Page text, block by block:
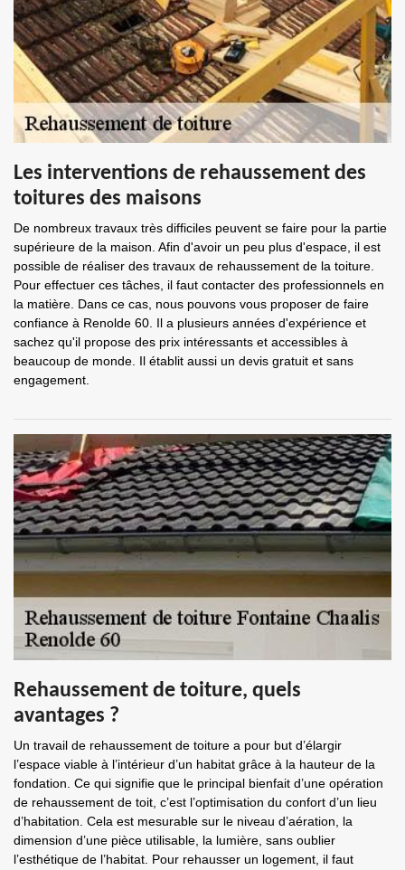
Les interventions de rehaussement des
toitures des maisons
De nombreux travaux très difficiles peuvent se faire pour la partie
supérieure de la maison. Afin d'avoir un peu plus d'espace, il est
possible de réaliser des travaux de rehaussement de la toiture.
Pour effectuer ces tâches, il faut contacter des professionnels en
la matière. Dans ce cas, nous pouvons vous proposer de faire
confiance à Renolde 60. Il a plusieurs années d'expérience et
sachez qu'il propose des prix intéressants et accessibles à
beaucoup de monde. Il établit aussi un devis gratuit et sans
engagement.
Rehaussement de toiture, quels
avantages ?
Un travail de rehaussement de toiture a pour but d’élargir
l’espace viable à l’intérieur d’un habitat grâce à la hauteur de la
fondation. Ce qui signifie que le principal bienfait d’une opération
de rehaussement de toit, c’est l’optimisation du confort d’un lieu
d’habitation. Cela est mesurable sur le niveau d’aération, la
dimension d’une pièce utilisable, la lumière, sans oublier
l’esthétique de l’habitat. Pour rehausser un logement, il faut